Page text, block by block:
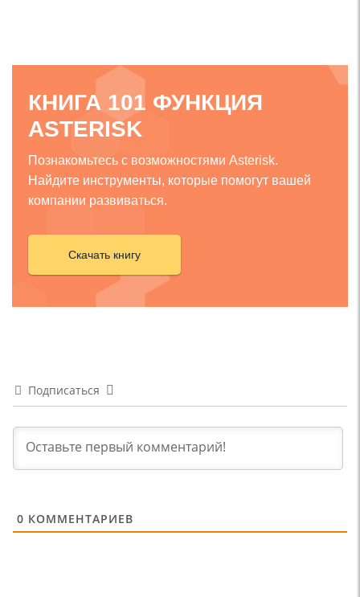
КНИГА 101 ФУНКЦИЯ
ASTERISK
Познакомьтесь с возможностями Asterisk.
Найдите инструменты, которые помогут вашей
компании развиваться.
Скачать книгу
Подписаться
0 КОММЕНТАРИЕВ